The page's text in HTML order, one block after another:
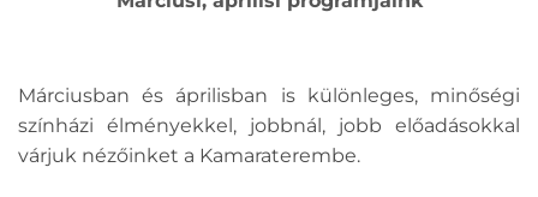
Márciusban és áprilisban is különleges, minőségi
színházi élményekkel, jobbnál, jobb előadásokkal
várjuk nézőinket a Kamaraterembe.